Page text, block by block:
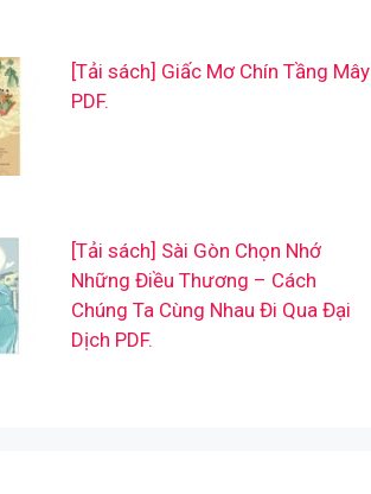
[Tải sách] Giấc Mơ Chín Tầng Mây
PDF.
[Tải sách] Sài Gòn Chọn Nhớ
Những Điều Thương – Cách
Chúng Ta Cùng Nhau Đi Qua Đại
Dịch PDF.